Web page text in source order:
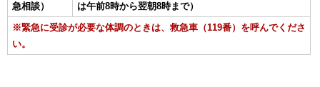
急相談）
は午前8時から翌朝8時まで）
※緊急に受診が必要な体調のときは、救急車（119番）を呼んでくださ
い。